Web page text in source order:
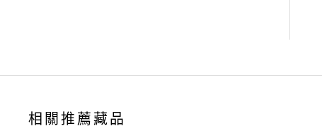
相關推薦藏品